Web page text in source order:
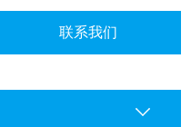
联系我们